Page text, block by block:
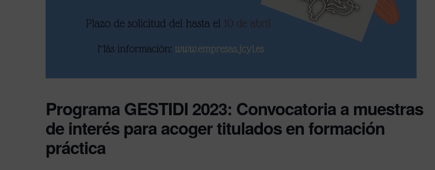
Programa GESTIDI 2023: Convocatoria a muestras
de interés para acoger titulados en formación
práctica